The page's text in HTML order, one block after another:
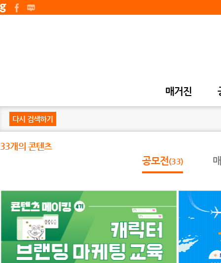
매거진
다시 검색하기
33개의 콘텐츠
공모전(33)